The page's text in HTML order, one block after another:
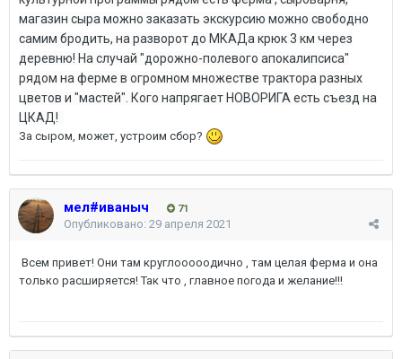
магазин сыра можно заказать экскурсию можно свободно
самим бродить, на разворот до МКАДа крюк 3 км через
деревню! На случай "дорожно-полевого апокалипсиса"
рядом на ферме в огромном множестве трактора разных
цветов и "мастей". Кого напрягает НОВОРИГА есть съезд на
ЦКАД!
За сыром, может, устроим сбор?
мел#иваныч 71
Опубликовано: 29 апреля 2021
Всем привет! Они там круглооооодично , там целая ферма и она
только расширяется! Так что , главное погода и желание!!!